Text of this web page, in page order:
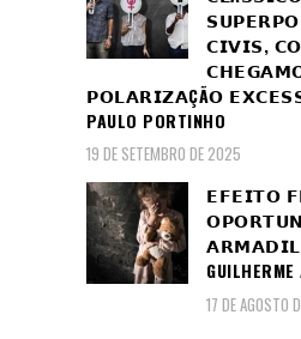
𝗖𝗜𝗩𝗜𝗦,
𝗣𝗢𝗟𝗔𝗥𝗜𝗭𝗔ÇÃ𝗢
PAULO PORTINHO
19 DE SETEMBRO DE 2025
𝗘𝗙𝗘𝗜𝗧𝗢
GUILHERME
17 DE AGOSTO